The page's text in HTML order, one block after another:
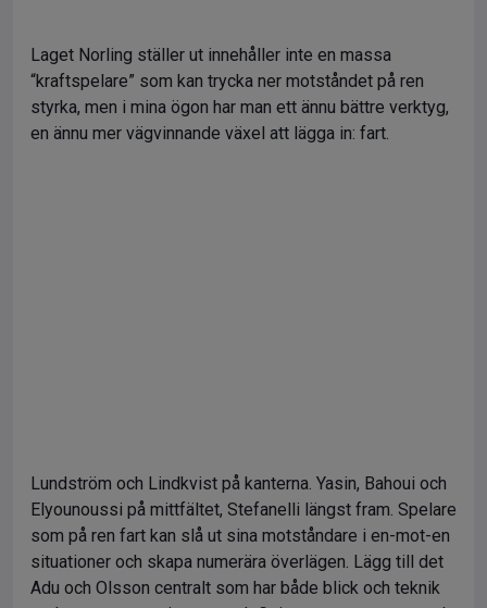
Laget Norling ställer ut innehåller inte en massa
“kraftspelare” som kan trycka ner motståndet på ren
styrka, men i mina ögon har man ett ännu bättre verktyg,
en ännu mer vägvinnande växel att lägga in: fart.
Lundström och Lindkvist på kanterna. Yasin, Bahoui och
Elyounoussi på mittfältet, Stefanelli längst fram. Spelare
som på ren fart kan slå ut sina motståndare i en-mot-en
situationer och skapa numerära överlägen. Lägg till det
Adu och Olsson centralt som har både blick och teknik